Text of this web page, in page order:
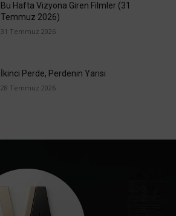
Bu Hafta Vizyona Giren Filmler (31
Temmuz 2026)
31 Temmuz 2026
İkinci Perde, Perdenin Yarısı
28 Temmuz 2026